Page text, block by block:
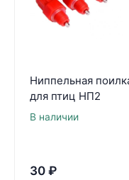
Ниппельная
для птиц НП2
В наличии
30 ₽